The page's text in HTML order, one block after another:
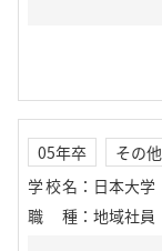
05年卒 その他
学校名 ： 日本大学
職種 ： 地域社員